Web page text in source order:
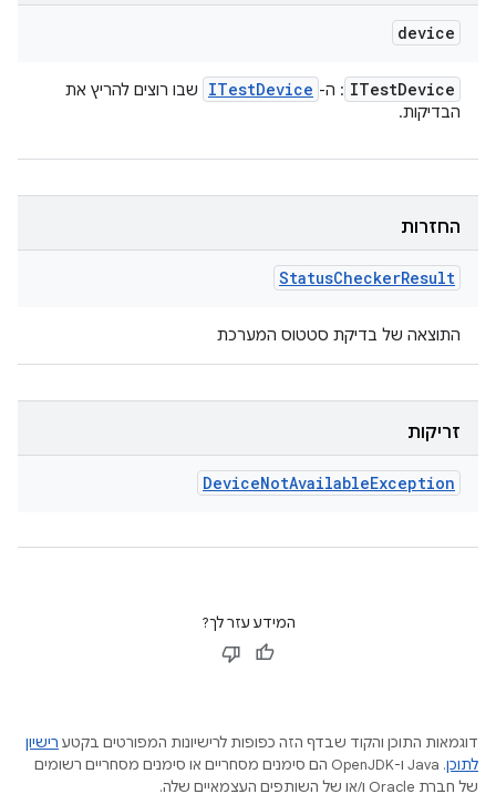
device
ITestDevice : ה- ITestDevice
שבו רוצים להריץ את
הבדיקות.
החזרות
StatusCheckerResult
התוצאה של בדיקת סטטוס המערכת
זריקות
DeviceNotAvailableException
המידע עזר לך?
דוגמאות התוכן והקוד שבדף הזה כפופות לרישיונות המפורטים בקטע רישיון
לתוכן
.‏ Java ו-OpenJDK הם סימנים מסחריים או סימנים מסחריים רשומים
של חברת Oracle ו/או של השותפים העצמאיים שלה.